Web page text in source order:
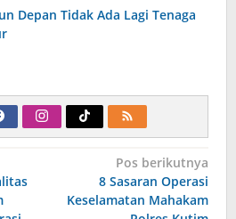
Depan Tidak Ada Lagi Tenaga
Pos berikutnya
8 Sasaran Operasi
Keselamatan Mahakam